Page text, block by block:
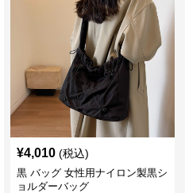
¥4,010 (税込)
黒 バッグ 女性用ナイロン製黒シ
ョルダーバッグ